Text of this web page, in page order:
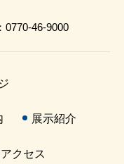
46-9000
展示紹介
クセス